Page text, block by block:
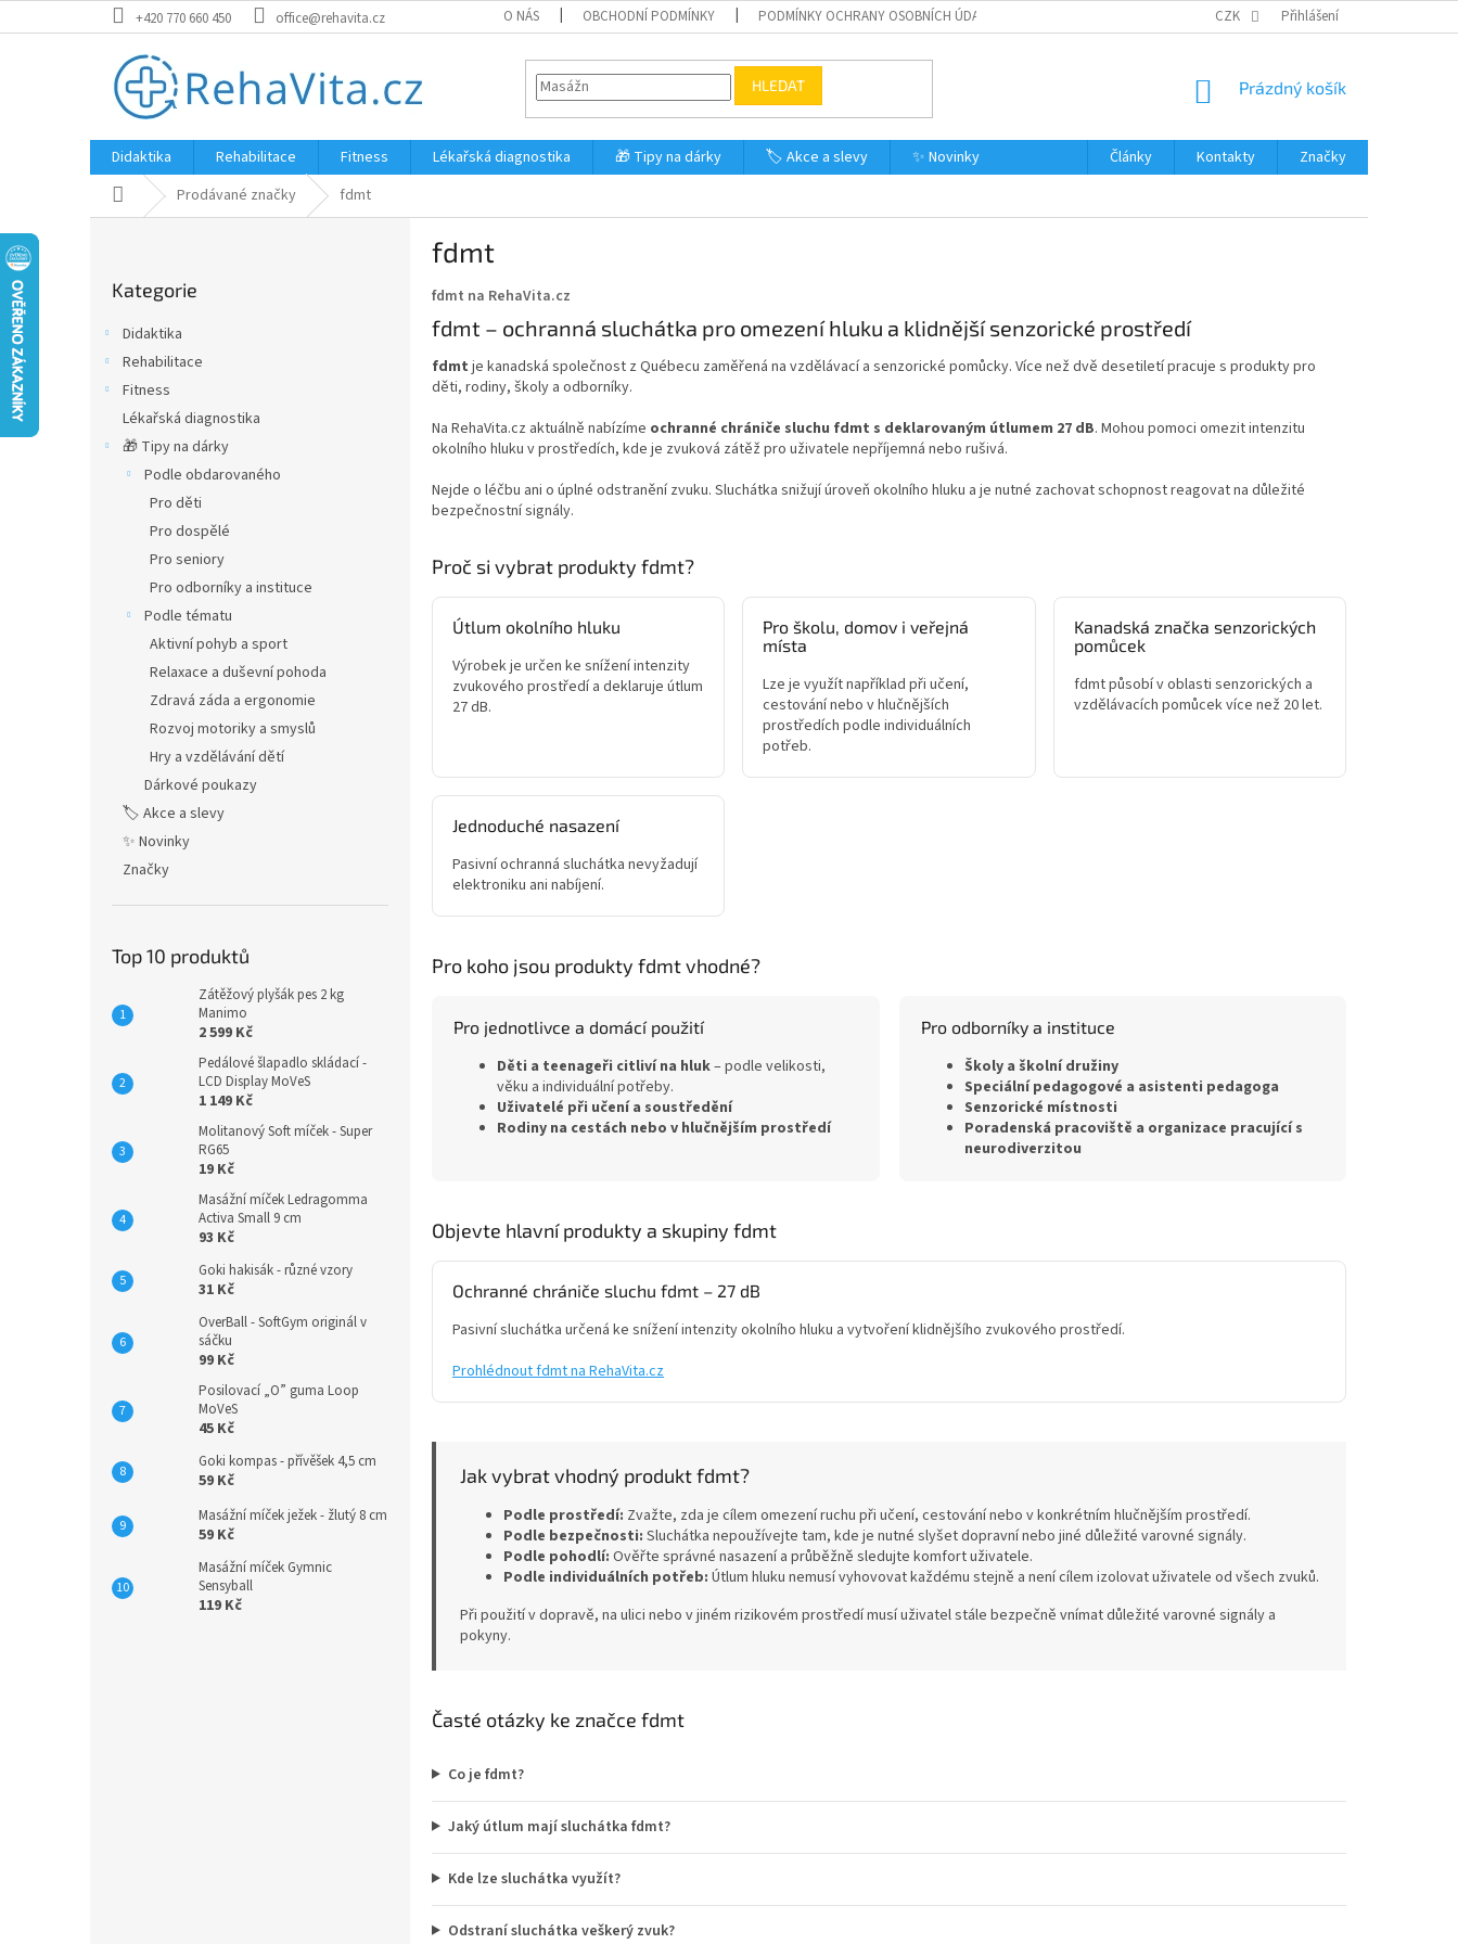
na
+420 770 660 450 office@rehavita.cz O NÁS OBCHODNÍ PODMÍNKY PODMÍNKY OCHRANY OSOBNÍCH ÚDAJŮ VRÁCENÍ ZBOŽÍ DOPRAVA A PLATBA
CZK Přihlášení
HLEDAT
NÁKUPNÍ
Prázdný košík
Didaktika Rehabilitace Fitness Lékařská diagnostika 🎁 Tipy na dárky 🏷️ Akce a slevy ✨ Novinky Články Kontakty
Značky
Domů Prodávané značky fdmt
kategorie
Kategorie
Didaktika
Rehabilitace
Fitness
Lékařská diagnostika
🎁 Tipy na dárky
Podle obdarovaného
Pro děti
Pro dospělé
Pro seniory
Pro odborníky a instituce
Podle tématu
Aktivní pohyb a sport
Relaxace a duševní pohoda
Zdravá záda a ergonomie
Rozvoj motoriky a smyslů
Hry a vzdělávání dětí
Dárkové poukazy
🏷️ Akce a slevy
✨ Novinky
Značky
Top 10 produktů
Zátěžový plyšák pes 2 kg
Manimo
2 599 Kč
Pedálové šlapadlo skládací -
LCD Display MoVeS
1 149 Kč
Molitanový Soft míček - Super
RG65
19 Kč
Masážní míček Ledragomma
Activa Small 9 cm
93 Kč
Goki hakisák - různé vzory
31 Kč
OverBall - SoftGym originál v
sáčku
99 Kč
Posilovací „O” guma Loop
MoVeS
45 Kč
Goki kompas - přívěšek 4,5 cm
59 Kč
Masážní míček ježek - žlutý 8 cm
59 Kč
Masážní míček Gymnic
Sensyball
119 Kč
fdmt
fdmt na RehaVita.cz
fdmt – ochranná sluchátka pro omezení hluku a klidnější senzorické prostředí
fdmt je kanadská společnost z Québecu zaměřená na vzdělávací a senzorické pomůcky. Více než dvě desetiletí pracuje s produkty pro
děti, rodiny, školy a odborníky.
Na RehaVita.cz aktuálně nabízíme ochranné chrániče sluchu fdmt s deklarovaným útlumem 27 dB. Mohou pomoci omezit intenzitu
okolního hluku v prostředích, kde je zvuková zátěž pro uživatele nepříjemná nebo rušivá.
Nejde o léčbu ani o úplné odstranění zvuku. Sluchátka snižují úroveň okolního hluku a je nutné zachovat schopnost reagovat na důležité
bezpečnostní signály.
Proč si vybrat produkty fdmt?
Útlum okolního hluku
Výrobek je určen ke snížení intenzity
zvukového prostředí a deklaruje útlum
27 dB.
Pro školu, domov i veřejná
místa
Lze je využít například při učení,
cestování nebo v hlučnějších
prostředích podle individuálních
potřeb.
Kanadská značka senzorických
pomůcek
fdmt působí v oblasti senzorických a
vzdělávacích pomůcek více než 20 let.
Jednoduché nasazení
Pasivní ochranná sluchátka nevyžadují
elektroniku ani nabíjení.
Pro koho jsou produkty fdmt vhodné?
Pro jednotlivce a domácí použití
Děti a teenageři citliví na hluk– podle velikosti,
věku a individuální potřeby.
Uživatelé při učení a soustředění
Rodiny na cestách nebo v hlučnějším prostředí
Pro odborníky a instituce
Školy a školní družiny
Speciální pedagogové a asistenti pedagoga
Senzorické místnosti
Poradenská pracoviště a organizace pracující s
neurodiverzitou
Objevte hlavní produkty a skupiny fdmt
Ochranné chrániče sluchu fdmt – 27 dB
Pasivní sluchátka určená ke snížení intenzity okolního hluku a vytvoření klidnějšího zvukového prostředí.
Prohlédnout fdmt na RehaVita.cz
Jak vybrat vhodný produkt fdmt?
Podle prostředí: Zvažte, zda je cílem omezení ruchu při učení, cestování nebo v konkrétním hlučnějším prostředí.
Podle bezpečnosti: Sluchátka nepoužívejte tam, kde je nutné slyšet dopravní nebo jiné důležité varovné signály.
Podle pohodlí: Ověřte správné nasazení a průběžně sledujte komfort uživatele.
Podle individuálních potřeb: Útlum hluku nemusí vyhovovat každému stejně a není cílem izolovat uživatele od všech zvuků.
Při použití v dopravě, na ulici nebo v jiném rizikovém prostředí musí uživatel stále bezpečně vnímat důležité varovné signály a
pokyny.
Časté otázky ke značce fdmt
Co je fdmt?
Jaký útlum mají sluchátka fdmt?
Kde lze sluchátka využít?
Odstraní sluchátka veškerý zvuk?